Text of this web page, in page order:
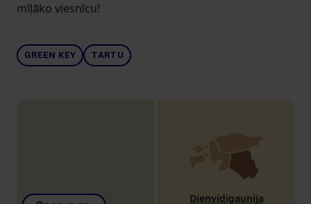
mīļāko viesnīcu!
GREEN KEY TARTU
Dienvidigaunija